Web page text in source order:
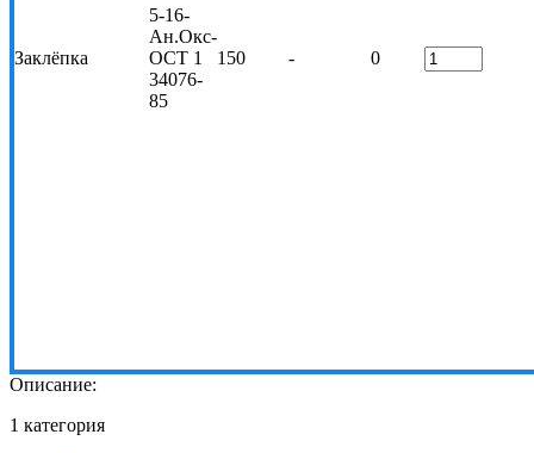
Заклёпка
5-16-
Ан.Окс-
ОСТ 1
34076-
85
150 - 0
Описание:
1 категория